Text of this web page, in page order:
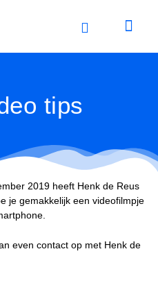
tips
2019 heeft Henk de Reus
je gemakkelijk een videofilmpje
even contact op met Henk de